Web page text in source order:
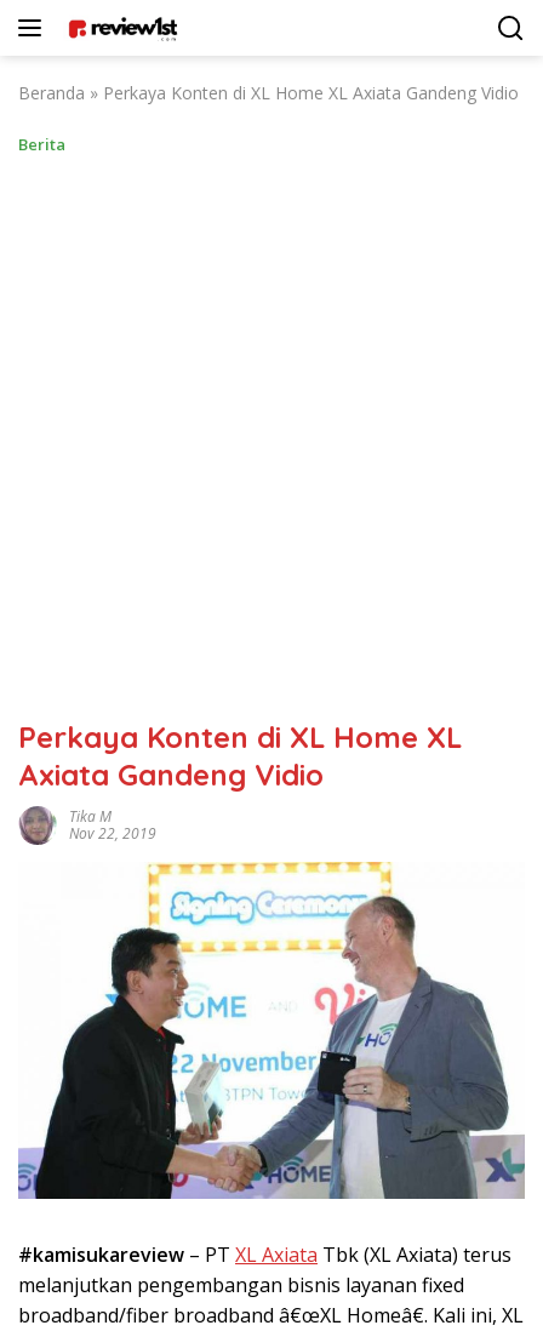
Beranda » Perkaya Konten di XL Home XL Axiata Gandeng Vidio
Berita
Perkaya Konten di XL Home XL
Axiata Gandeng Vidio
Tika M
Nov 22, 2019
#kamisukareview – PT XL Axiata Tbk (XL Axiata) terus
melanjutkan pengembangan bisnis layanan fixed
broadband/fiber broadband â€œXL Homeâ€. Kali ini, XL